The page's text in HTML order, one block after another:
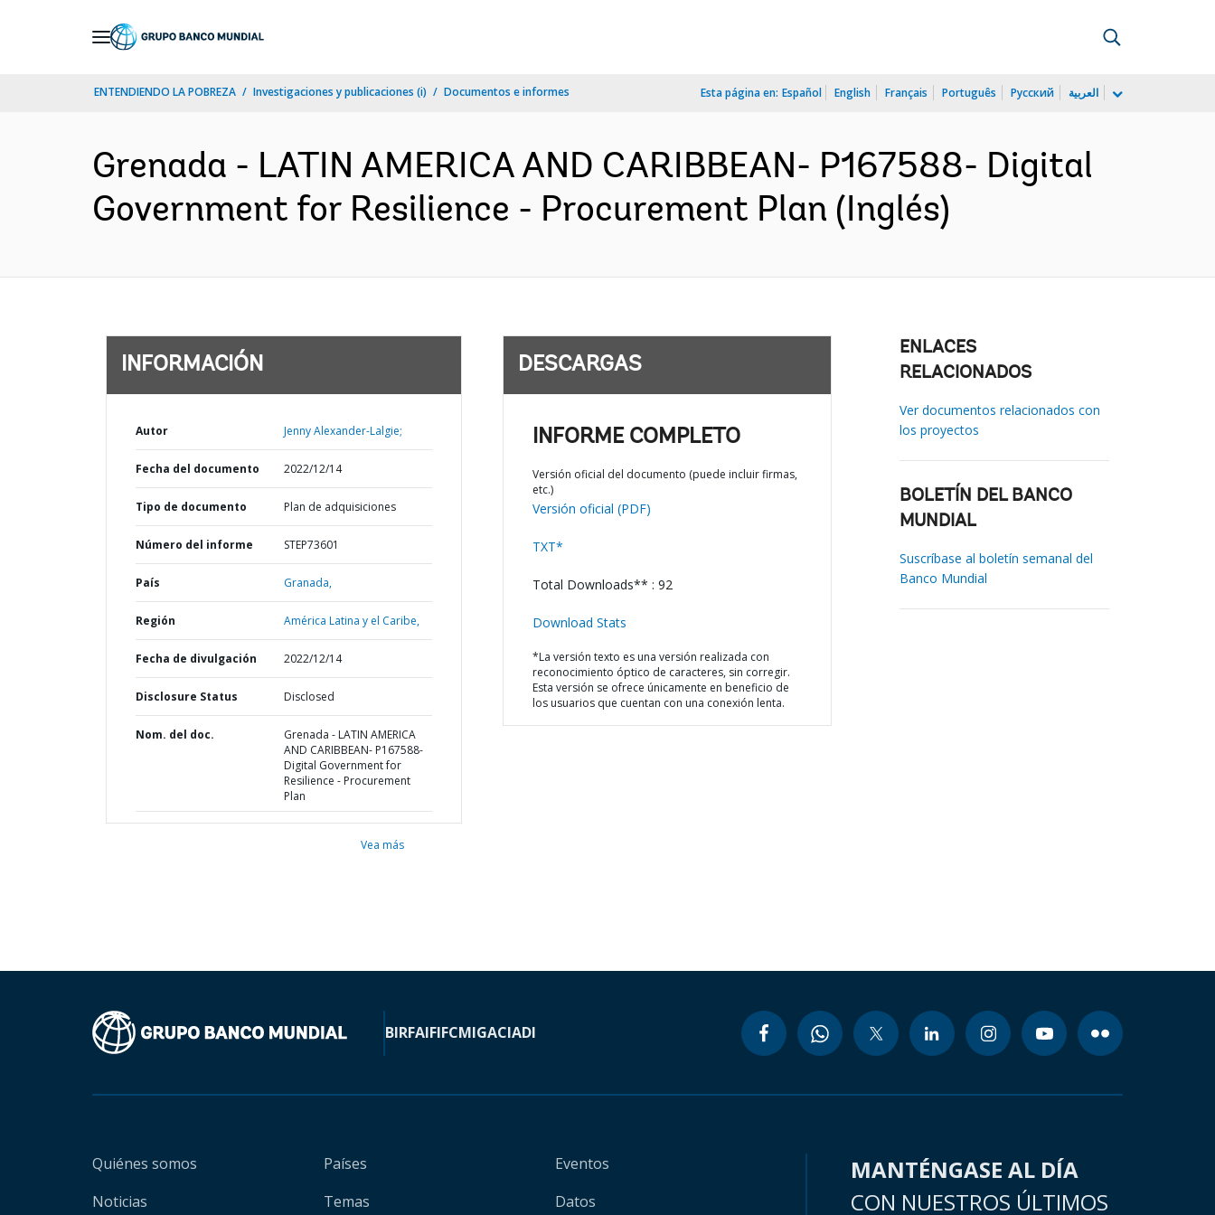
ENTENDIENDO LA POBREZA Investigaciones y publicaciones (i) Documentos e informes Esta página en: Español English Français Português Русский العربية
Grenada - LATIN AMERICA AND CARIBBEAN- P167588- Digital
Government for Resilience - Procurement Plan (Inglés)
INFORMACIÓN
Autor Jenny Alexander-Lalgie;
Fecha del documento 2022/12/14
Tipo de documento Plan de adquisiciones
Número del informe STEP73601
País Granada,
Región América Latina y el Caribe,
Fecha de divulgación 2022/12/14
Disclosure Status Disclosed
Nom. del doc.
Grenada - LATIN AMERICA
AND CARIBBEAN- P167588-
Digital Government for
Resilience - Procurement
Plan
Vea más
DESCARGAS
INFORME COMPLETO
Versión oficial del documento (puede incluir firmas,
etc.)
Versión oficial (PDF)
TXT*
Total Downloads** : 92
Download Stats
*La versión texto es una versión realizada con
reconocimiento óptico de caracteres, sin corregir.
Esta versión se ofrece únicamente en beneficio de
los usuarios que cuentan con una conexión lenta.
ENLACES
RELACIONADOS
Ver documentos relacionados con
los proyectos
BOLETÍN DEL BANCO
MUNDIAL
Suscríbase al boletín semanal del
Banco Mundial
BIRFAIFIFCMIGACIADI
Quiénes somos
Noticias
Países
Temas
Eventos
Datos
MANTÉNGASE AL DÍA
CON NUESTROS ÚLTIMOS